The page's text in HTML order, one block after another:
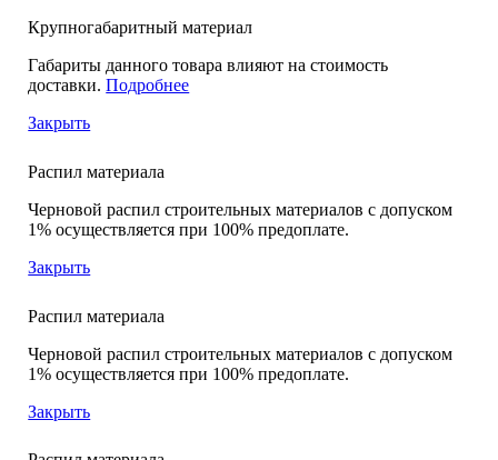
Крупногабаритный материал
Габариты данного товара влияют на стоимость
доставки.Подробнее
Закрыть
Распил материала
Черновой распил строительных материалов с допуском
1% осуществляется при 100% предоплате.
Закрыть
Распил материала
Черновой распил строительных материалов с допуском
1% осуществляется при 100% предоплате.
Закрыть